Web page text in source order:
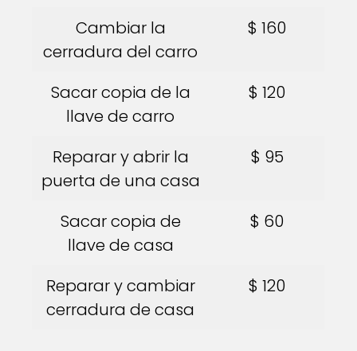
Cambiar la
cerradura del carro
$ 160
Sacar copia de la
llave de carro
$ 120
Reparar y abrir la
puerta de una casa
$ 95
Sacar copia de
llave de casa
$ 60
Reparar y cambiar
cerradura de casa
$ 120